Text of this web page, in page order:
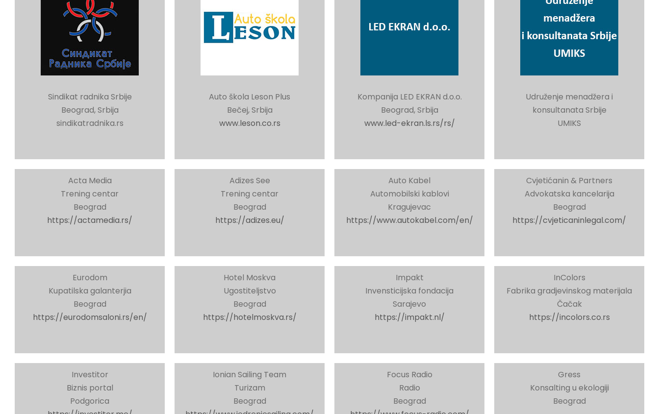
Sindikat radnika Srbije
Beograd, Srbija
sindikatradnika.rs
Auto škola Leson Plus
Bečej, Srbija
www.leson.co.rs
Kompanija LED EKRAN d.o.o.
Beograd, Srbija
www.led-ekran.ls.rs/rs/
Udruženje menadžera i
konsultanata Srbije
UMIKS
Acta Media
Trening centar
Beograd
https://actamedia.rs/
Adizes See
Trening centar
Beograd
https://adizes.eu/
Auto Kabel
Automobilski kablovi
Kragujevac
https://www.autokabel.com/en/
Cvjetićanin & Partners
Advokatska kancelarija
Beograd
https://cvjeticaninlegal.com/
Eurodom
Kupatilska galanterjia
Beograd
https://eurodomsaloni.rs/en/
Hotel Moskva
Ugostiteljstvo
Beograd
https://hotelmoskva.rs/
Impakt
Invensticijska fondacija
Sarajevo
https://impakt.nl/
InColors
Fabrika gradjevinskog materijala
Čačak
https://incolors.co.rs
Investitor
Biznis portal
Podgorica
Ionian Sailing Team
Turizam
Beograd
Focus Radio
Radio
Beograd
Gress
Konsalting u ekologiji
Beograd